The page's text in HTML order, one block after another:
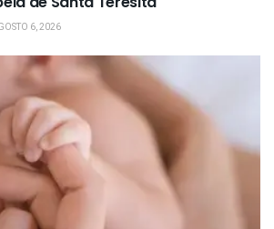
6, 2026